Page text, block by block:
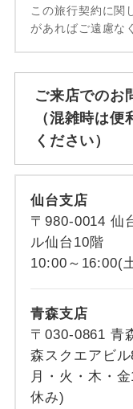
この旅行契約に関
があればご遠慮な
ご来店でのお
（混雑時は
ください）
仙台支店
〒980-0014 仙
ル仙台10階
10:00～16:00(
青森支店
〒030-0861 青
森スクエアビル
月・火・木・
休み)